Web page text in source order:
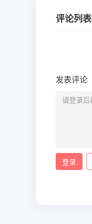
评论列表
发表评论
登录